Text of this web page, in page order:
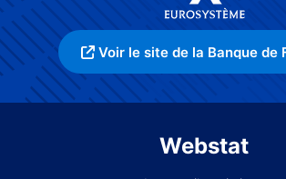
Voir le site de la Banque de
Webstat